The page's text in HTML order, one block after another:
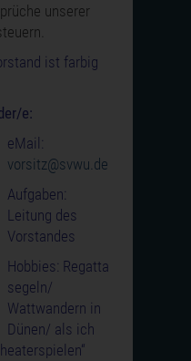
unserer
ist farbig
e:
eMail:
vorsitz@svwu.de
Aufgaben:
Leitung des
Vorstandes
Hobbies: Regatta
segeln/
Wattwandern in
Dünen/ als ich